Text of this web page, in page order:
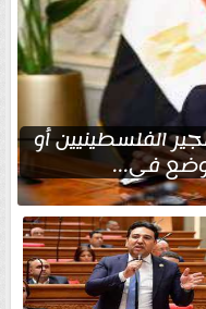
الفلسطينيين أو
في...